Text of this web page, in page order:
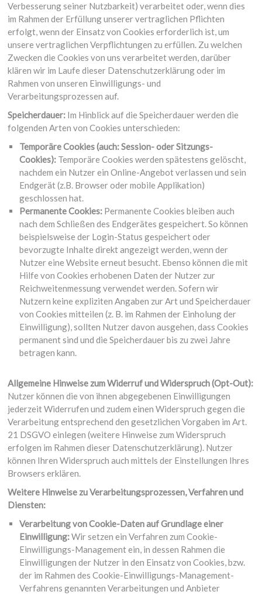
Verbesserung seiner Nutzbarkeit) verarbeitet oder, wenn dies
im Rahmen der Erfüllung unserer vertraglichen Pflichten
erfolgt, wenn der Einsatz von Cookies erforderlich ist, um
unsere vertraglichen Verpflichtungen zu erfüllen. Zu welchen
Zwecken die Cookies von uns verarbeitet werden, darüber
klären wir im Laufe dieser Datenschutzerklärung oder im
Rahmen von unseren Einwilligungs- und
Verarbeitungsprozessen auf.
Speicherdauer: Im Hinblick auf die Speicherdauer werden die
folgenden Arten von Cookies unterschieden:
Temporäre Cookies (auch: Session- oder Sitzungs-
Cookies): Temporäre Cookies werden spätestens gelöscht,
nachdem ein Nutzer ein Online-Angebot verlassen und sein
Endgerät (z.B. Browser oder mobile Applikation)
geschlossen hat.
Permanente Cookies: Permanente Cookies bleiben auch
nach dem Schließen des Endgerätes gespeichert. So können
beispielsweise der Login-Status gespeichert oder
bevorzugte Inhalte direkt angezeigt werden, wenn der
Nutzer eine Website erneut besucht. Ebenso können die mit
Hilfe von Cookies erhobenen Daten der Nutzer zur
Reichweitenmessung verwendet werden. Sofern wir
Nutzern keine expliziten Angaben zur Art und Speicherdauer
von Cookies mitteilen (z. B. im Rahmen der Einholung der
Einwilligung), sollten Nutzer davon ausgehen, dass Cookies
permanent sind und die Speicherdauer bis zu zwei Jahre
betragen kann.
Allgemeine Hinweise zum Widerruf und Widerspruch (Opt-Out):
Nutzer können die von ihnen abgegebenen Einwilligungen
jederzeit Widerrufen und zudem einen Widerspruch gegen die
Verarbeitung entsprechend den gesetzlichen Vorgaben im Art.
21 DSGVO einlegen (weitere Hinweise zum Widerspruch
erfolgen im Rahmen dieser Datenschutzerklärung). Nutzer
können Ihren Widerspruch auch mittels der Einstellungen Ihres
Browsers erklären.
Weitere Hinweise zu Verarbeitungsprozessen, Verfahren und
Diensten:
Verarbeitung von Cookie-Daten auf Grundlage einer
Einwilligung:Wir setzen ein Verfahren zum Cookie-
Einwilligungs-Management ein, in dessen Rahmen die
Einwilligungen der Nutzer in den Einsatz von Cookies, bzw.
der im Rahmen des Cookie-Einwilligungs-Management-
Verfahrens genannten Verarbeitungen und Anbieter